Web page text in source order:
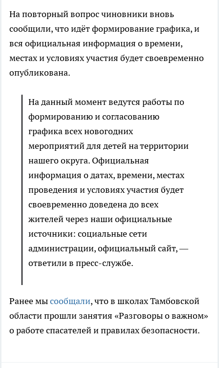
На повторный вопрос чиновники вновь
сообщили, что идёт формирование графика, и
вся официальная информация о времени,
местах и условиях участия будет своевременно
опубликована.
На данный момент ведутся работы по
формированию и согласованию
графика всех новогодних
мероприятий для детей на территории
нашего округа. Официальная
информация о датах, времени, местах
проведения и условиях участия будет
своевременно доведена до всех
жителей через наши официальные
источники: социальные сети
администрации, официальный сайт, —
ответили в пресс-службе.
Ранее мысообщали, что в школах Тамбовской
области прошли занятия «Разговоры о важном»
о работе спасателей и правилах безопасности.